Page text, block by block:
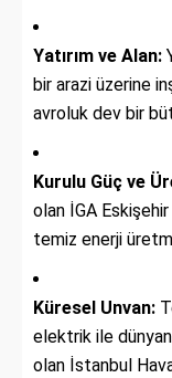
Yatırım ve Alan:
bir arazi üzerine
avroluk dev bir
Kurulu Güç ve
olan İGA
temiz enerji
Küresel Unvan:
elektrik ile
olan İstanbul